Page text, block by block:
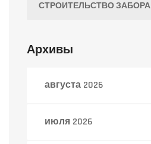
СТРОИТЕЛЬСТВО ЗАБОРА
Архивы
августа 2026
июля 2026